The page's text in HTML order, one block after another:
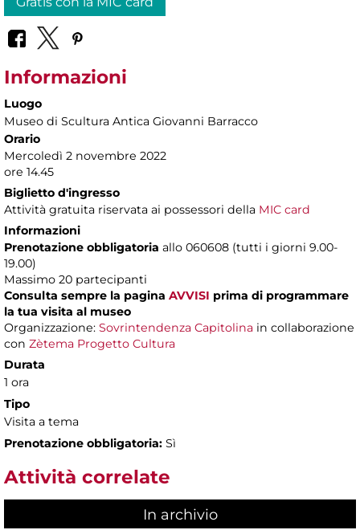
Informazioni
Luogo
Museo di Scultura Antica Giovanni Barracco
Orario
Mercoledì 2 novembre 2022
ore 14.45
Biglietto d'ingresso
Attività gratuita riservata ai possessori della MIC card
Informazioni
Prenotazione obbligatoria allo 060608 (tutti i giorni 9.00-
19.00)
Massimo 20 partecipanti
Consulta sempre la pagina AVVISI prima di programmare
la tua visita al museo
Organizzazione: Sovrintendenza Capitolina in collaborazione
con Zètema Progetto Cultura
Durata
1 ora
Tipo
Visita a tema
Prenotazione obbligatoria: Sì
Attività correlate
In archivio